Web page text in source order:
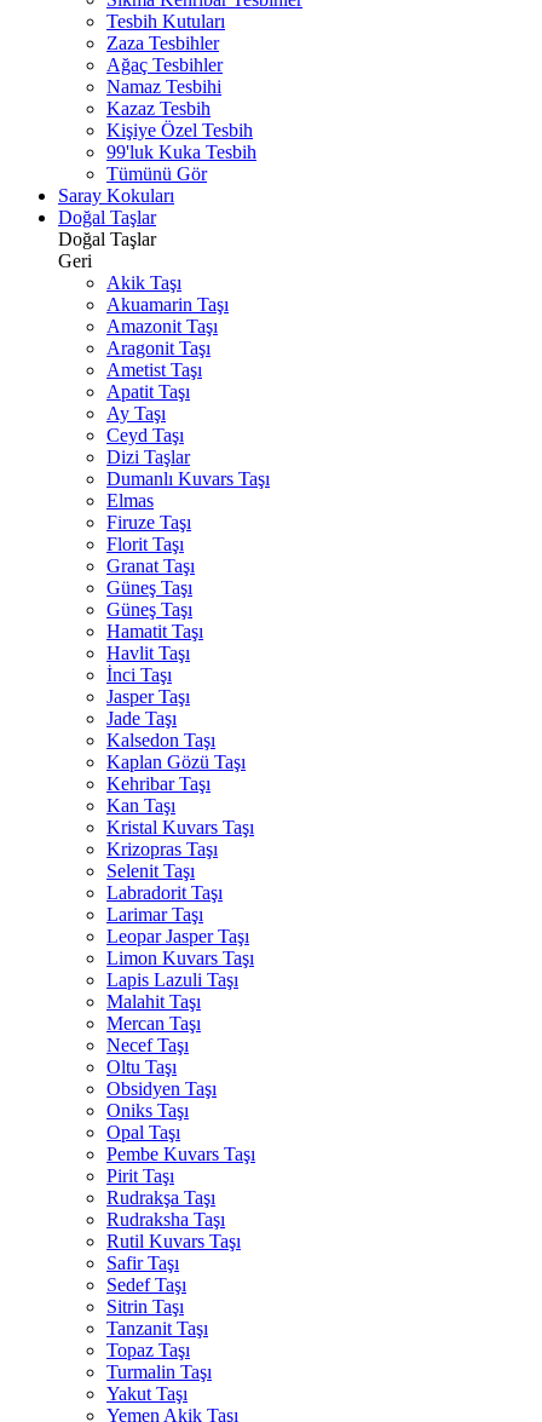
Tesbih Kutuları
Zaza Tesbihler
Ağaç Tesbihler
Namaz Tesbihi
Kazaz Tesbih
Kişiye Özel Tesbih
99'luk Kuka Tesbih
Tümünü Gör
Saray Kokuları
Doğal Taşlar
Doğal Taşlar
Geri
Akik Taşı
Akuamarin Taşı
Amazonit Taşı
Aragonit Taşı
Ametist Taşı
Apatit Taşı
Ay Taşı
Ceyd Taşı
Dizi Taşlar
Dumanlı Kuvars Taşı
Elmas
Firuze Taşı
Florit Taşı
Granat Taşı
Güneş Taşı
Güneş Taşı
Hamatit Taşı
Havlit Taşı
İnci Taşı
Jasper Taşı
Jade Taşı
Kalsedon Taşı
Kaplan Gözü Taşı
Kehribar Taşı
Kan Taşı
Kristal Kuvars Taşı
Krizopras Taşı
Selenit Taşı
Labradorit Taşı
Larimar Taşı
Leopar Jasper Taşı
Limon Kuvars Taşı
Lapis Lazuli Taşı
Malahit Taşı
Mercan Taşı
Necef Taşı
Oltu Taşı
Obsidyen Taşı
Oniks Taşı
Opal Taşı
Pembe Kuvars Taşı
Pirit Taşı
Rudrakşa Taşı
Rudraksha Taşı
Rutil Kuvars Taşı
Safir Taşı
Sedef Taşı
Sitrin Taşı
Tanzanit Taşı
Topaz Taşı
Turmalin Taşı
Yakut Taşı
Yemen Akik Taşı